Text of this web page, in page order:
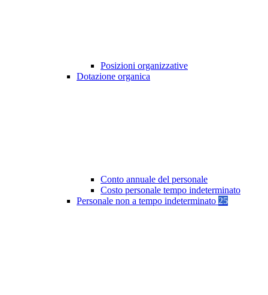
Posizioni organizzative
Dotazione organica
Conto annuale del personale
Costo personale tempo indeterminato
Personale non a tempo indeterminato 25